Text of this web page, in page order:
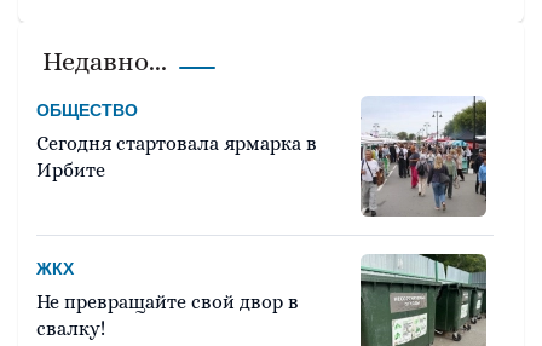
Недавно...
ОБЩЕСТВО
Сегодня стартовала ярмарка в
Ирбите
ЖКХ
Не превращайте свой двор в
свалку!